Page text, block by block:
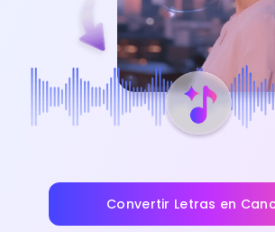
Convertir Letras en